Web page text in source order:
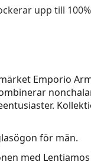
upp till
Emporio
för män.
med